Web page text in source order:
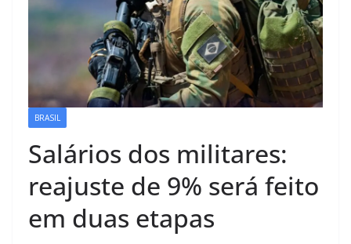
BRASIL
Salários dos militares:
reajuste de 9% será feito
em duas etapas